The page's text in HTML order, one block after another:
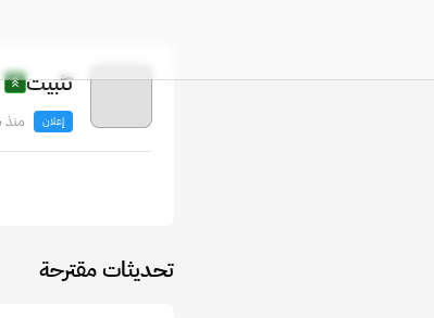
تثبيت
إعلان منذ 6 months
تحديثات مقترحة